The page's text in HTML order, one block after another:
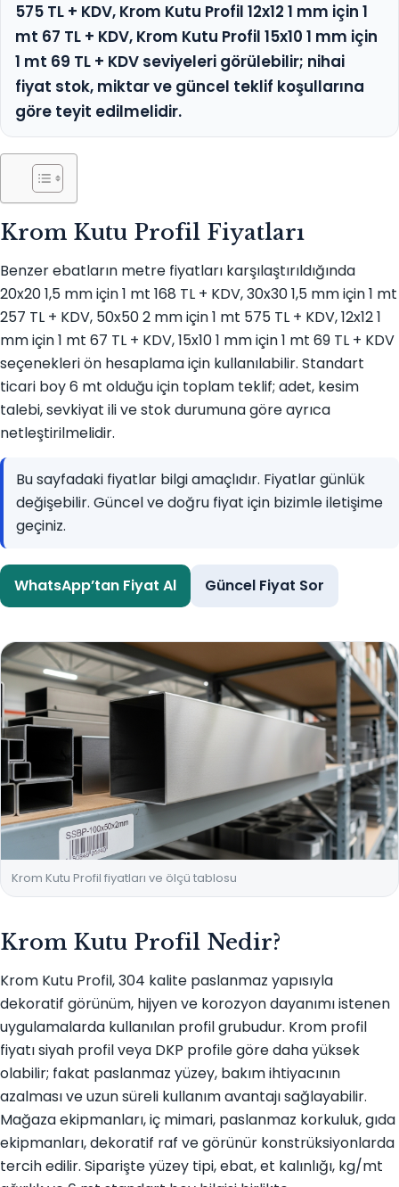
575 TL + KDV, Krom Kutu Profil 12x12 1 mm için 1
mt 67 TL + KDV, Krom Kutu Profil 15x10 1 mm için
1 mt 69 TL + KDV seviyeleri görülebilir; nihai
fiyat stok, miktar ve güncel teklif koşullarına
göre teyit edilmelidir.
Krom Kutu Profil Fiyatları
Benzer ebatların metre fiyatları karşılaştırıldığında
20x20 1,5 mm için 1 mt 168 TL + KDV, 30x30 1,5 mm için 1 mt
257 TL + KDV, 50x50 2 mm için 1 mt 575 TL + KDV, 12x12 1
mm için 1 mt 67 TL + KDV, 15x10 1 mm için 1 mt 69 TL + KDV
seçenekleri ön hesaplama için kullanılabilir. Standart
ticari boy 6 mt olduğu için toplam teklif; adet, kesim
talebi, sevkiyat ili ve stok durumuna göre ayrıca
netleştirilmelidir.
Bu sayfadaki fiyatlar bilgi amaçlıdır. Fiyatlar günlük
değişebilir. Güncel ve doğru fiyat için bizimle iletişime
geçiniz.
WhatsApp’tan Fiyat Al Güncel Fiyat Sor
Krom Kutu Profil fiyatları ve ölçü tablosu
Krom Kutu Profil Nedir?
Krom Kutu Profil, 304 kalite paslanmaz yapısıyla
dekoratif görünüm, hijyen ve korozyon dayanımı istenen
uygulamalarda kullanılan profil grubudur. Krom profil
fiyatı siyah profil veya DKP profile göre daha yüksek
olabilir; fakat paslanmaz yüzey, bakım ihtiyacının
azalması ve uzun süreli kullanım avantajı sağlayabilir.
Mağaza ekipmanları, iç mimari, paslanmaz korkuluk, gıda
ekipmanları, dekoratif raf ve görünür konstrüksiyonlarda
tercih edilir. Siparişte yüzey tipi, ebat, et kalınlığı, kg/mt